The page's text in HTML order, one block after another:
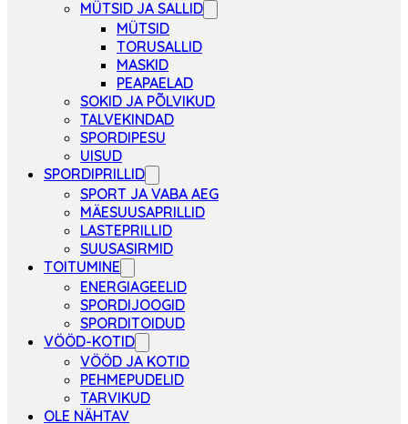
MÜTSID JA SALLID
MÜTSID
TORUSALLID
MASKID
PEAPAELAD
SOKID JA PÕLVIKUD
TALVEKINDAD
SPORDIPESU
UISUD
SPORDIPRILLID
SPORT JA VABA AEG
MÄESUUSAPRILLID
LASTEPRILLID
SUUSASIRMID
TOITUMINE
ENERGIAGEELID
SPORDIJOOGID
SPORDITOIDUD
VÖÖD-KOTID
VÖÖD JA KOTID
PEHMEPUDELID
TARVIKUD
OLE NÄHTAV